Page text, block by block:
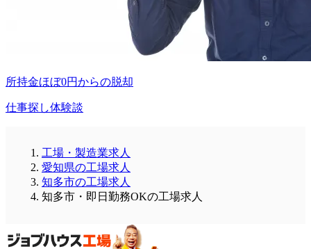
所持金ほぼ0円からの脱却
仕事探し体験談
工場・製造業求人
愛知県の工場求人
知多市の工場求人
知多市・即日勤務OKの工場求人